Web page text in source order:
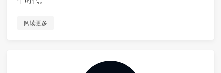
阅读更多